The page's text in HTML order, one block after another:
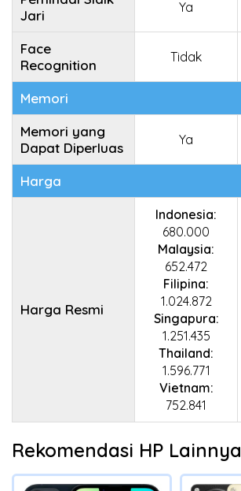
Jari
Ya
Face
Recognition
Tidak
Memori
Memori yang
Dapat Diperluas
Ya
Harga
Harga Resmi
Indonesia:
680.000
Malaysia:
652.472
Filipina:
1.024.872
Singapura:
1.251.435
Thailand:
1.596.771
Vietnam:
752.841
Rekomendasi HP Lainnya